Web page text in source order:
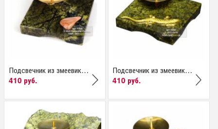
Подсвечник из змеевика...
410 руб.
Подсвечник из змеевика...
410 руб.